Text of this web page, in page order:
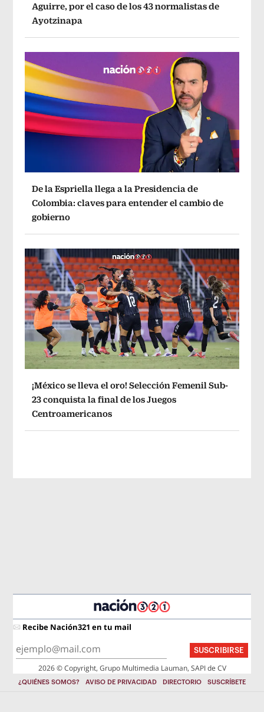
Aguirre, por el caso de los 43 normalistas de
Ayotzinapa
De la Espriella llega a la Presidencia de
Colombia: claves para entender el cambio de
gobierno
¡México se lleva el oro! Selección Femenil Sub-
23 conquista la final de los Juegos
Centroamericanos
Recibe Nación321 en tu mail
SUSCRIBIRSE
2026 © Copyright, Grupo Multimedia Lauman, SAPI de CV
¿QUIÉNES SOMOS? AVISO DE PRIVACIDAD DIRECTORIO SUSCRÍBETE